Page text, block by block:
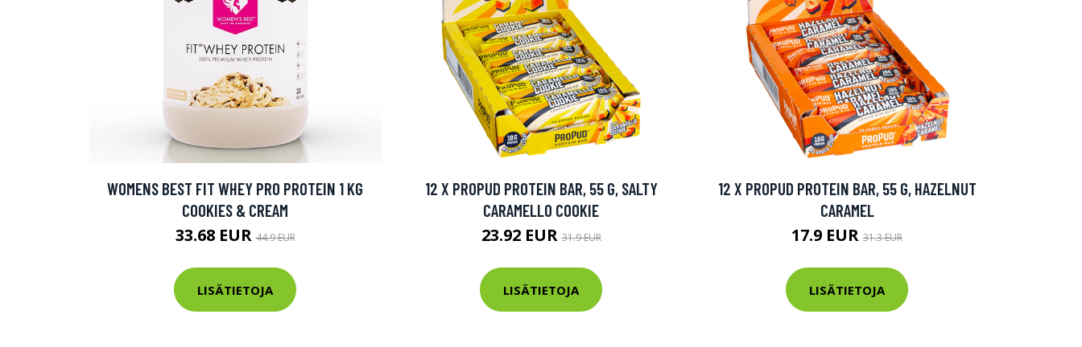
WOMENS BEST FIT WHEY PRO PROTEIN 1 KG
COOKIES & CREAM
33.68 EUR44.9 EUR
LISÄTIETOJA
12 X PROPUD PROTEIN BAR, 55 G, SALTY
CARAMELLO COOKIE
23.92 EUR31.9 EUR
LISÄTIETOJA
12 X PROPUD PROTEIN BAR, 55 G, HAZELNUT
CARAMEL
17.9 EUR 31.3 EUR
LISÄTIETOJA